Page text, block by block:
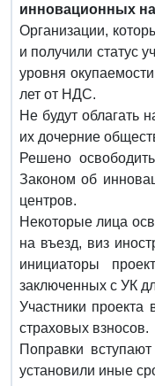
инновационных
Организации,
и получили статус
уровня
лет от НДС.
Не будут облагать
их дочерние
Решено
Законом об
центров.
Некоторые лица
на въезд, виз
инициаторы
заключенных с УК
Участники
страховых взносов.
Поправки
установили иные